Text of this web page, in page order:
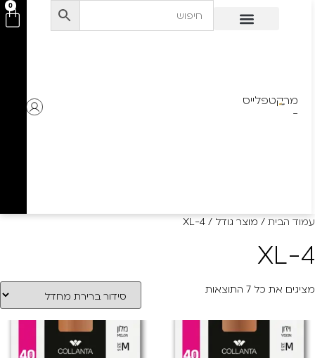
מרקטפלייס
-
0
עמוד הבית / מוצר גודל / XL-4
XL-4
מציגים את כל ⁦7⁩ התוצאות